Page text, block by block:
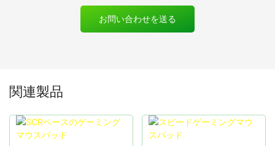
お問い合わせを送る
関連製品